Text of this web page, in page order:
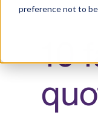
preference not to
10